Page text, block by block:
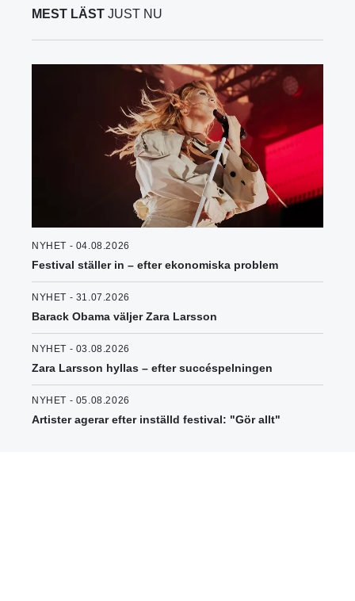
MEST LÄST JUST NU
NYHET - 04.08.2026
Festival ställer in – efter ekonomiska problem
NYHET - 31.07.2026
Barack Obama väljer Zara Larsson
NYHET - 03.08.2026
Zara Larsson hyllas – efter succéspelningen
NYHET - 05.08.2026
Artister agerar efter inställd festival: "Gör allt"